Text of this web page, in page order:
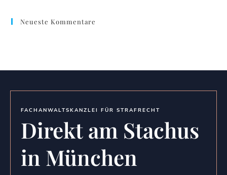
Neueste Kommentare
FACHANWALTSKANZLEI FÜR STRAFRECHT
Direkt am Stachus
in München